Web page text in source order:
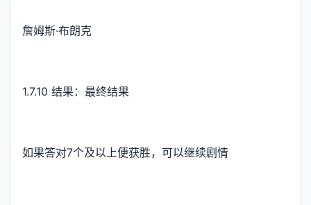
詹姆斯·布朗克
1.7.10 结果：最终结果
如果答对7个及以上便获胜，可以继续剧情